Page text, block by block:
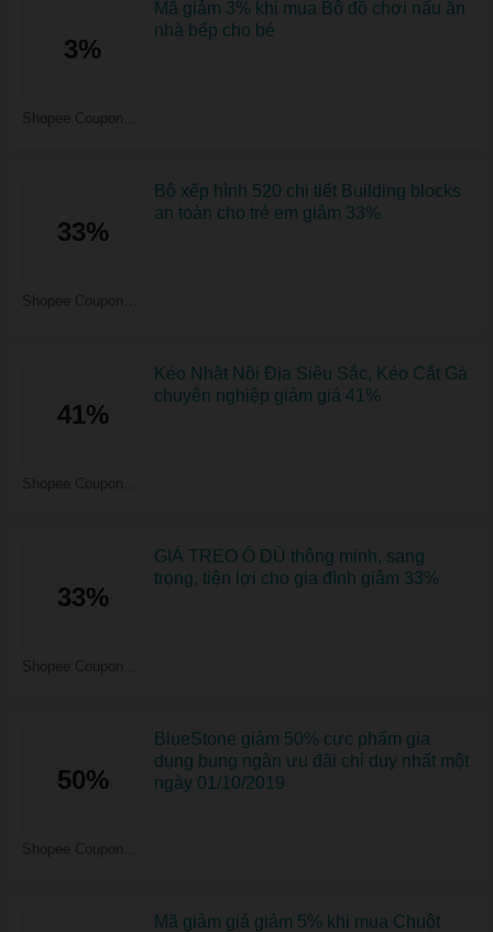
3%
Mã giảm 3% khi mua Bộ đồ chơi nấu ăn
nhà bếp cho bé
33%
Bộ xếp hình 520 chi tiết Building blocks
an toàn cho trẻ em giảm 33%
41%
Kéo Nhật Nội Địa Siêu Sắc, Kéo Cắt Gà
chuyên nghiệp giảm giá 41%
33%
GIÁ TREO Ô DÙ thông minh, sang
trọng, tiện lợi cho gia đình giảm 33%
50%
BlueStone giảm 50% cực phẩm gia
dụng bung ngàn ưu đãi chỉ duy nhất một
ngày 01/10/2019
Mã giảm giá giảm 5% khi mua Chuột